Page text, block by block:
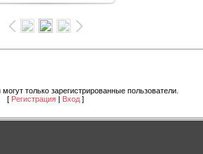
только зарегистрированные пользователи.
[ Регистрация | Вход ]